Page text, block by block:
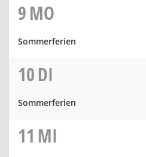
9MO
Sommerferien
10DI
Sommerferien
11 MI